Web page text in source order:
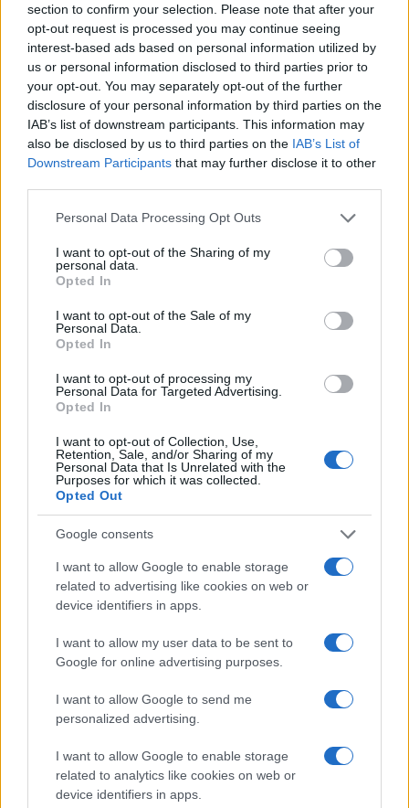
section to confirm your selection. Please note that after your
opt-out request is processed you may continue seeing
interest-based ads based on personal information utilized by
us or personal information disclosed to third parties prior to
your opt-out. You may separately opt-out of the further
disclosure of your personal information by third parties on the
IAB’s list of downstream participants. This information may
also be disclosed by us to third parties on the IAB’s List of
Downstream Participants that may further disclose it to other
Please note that this website/app uses one or more Google
not limited to your visit or usage behaviour. You may click to
grant or deny consent to Google and its third-party tags to
use your data for below specified purposes in below Google
consent section.
Personal Data Processing Opt Outs
I want to opt-out of the Sharing of my
personal data.
Opted In
I want to opt-out of the Sale of my
Personal Data.
Opted In
I want to opt-out of processing my
Personal Data for Targeted Advertising.
Opted In
I want to opt-out of Collection, Use,
Retention, Sale, and/or Sharing of my
Personal Data that Is Unrelated with the
Purposes for which it was collected.
Opted Out
Google consents
I want to allow Google to enable storage
related to advertising like cookies on web or
device identifiers in apps.
I want to allow my user data to be sent to
Google for online advertising purposes.
I want to allow Google to send me
personalized advertising.
I want to allow Google to enable storage
related to analytics like cookies on web or
device identifiers in apps.
Continua a leggere
LIFESTYLE
Dove si terrà Vogue World nel 2027: la scelta di San
Francisco
LIFESTYLE
Come riconoscere e risolvere i problemi della lavanda
Beatrice Bonaventura · 6 Ago 2026